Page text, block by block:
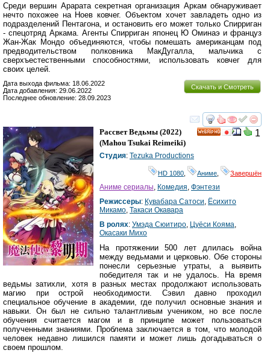
Среди вершин Арарата секретная организация Аркам обнаруживает
нечто похожее на Ноев ковчег. Объектом хочет завладеть одно из
подразделений Пентагона, и остановить его может только Спирриган
- спецотряд Аркама. Агенты Спирриган японец Ю Оминаэ и француз
Жан-Жак Мондо объединяются, чтобы помешать американцам под
предводительством полковника МакДугалла, мальчика с
сверхъестественными способностями, использовать ковчег для
своих целей.
Скачать и Смотреть
Дата выхода фильма: 18.06.2022
Дата добавления: 29.06.2022
Последнее обновление: 28.09.2023
смотреть
1
Рассвет Ведьмы (2022)
(Mahou Tsukai Reimeiki)
Студия: Tezuka Productions
HD 1080 Аниме Завершён
Аниме сериалы, Комедия, Фэнтези
Режиссеры: Кувабара Сатоси, Ёсихито
Микамо, Такаси Окавара
В ролях: Умэда Сюитиро, Цуёси Кояма,
Окасаки Михо
На протяжении 500 лет длилась война
между ведьмами и церковью. Обе стороны
понесли серьезные утраты, а выявить
победителя так и не удалось. На время
ведьмы затихли, хотя в разных местах продолжают использовать
магию при острой необходимости. Сэвил давно проходил
специальное обучение в академии, где получил основные знания и
навыки. Он был не сильно талантливым учеником, но все после
обучения считается магом и в принципе может пользоваться
полученными знаниями. Проблема заключается в том, что молодой
человек недавно лишился памяти и может лишь догадываться о
своем прошлом.